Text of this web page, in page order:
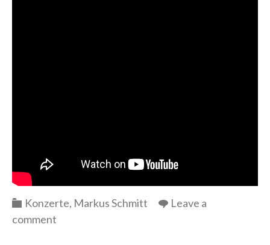
Categories
Konzerte, Markus Schmitt
Leave a
comment